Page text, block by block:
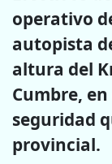
operativo
autopista
altura del
Cumbre,
seguridad
provincial.